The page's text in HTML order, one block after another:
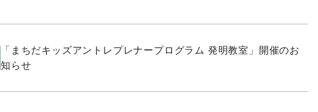
「まちだキッズアントレプレナープログラム 発明教室」開催のお
知らせ